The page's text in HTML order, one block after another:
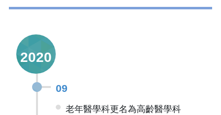
2020
09
老年醫學科更名為高齡醫學科